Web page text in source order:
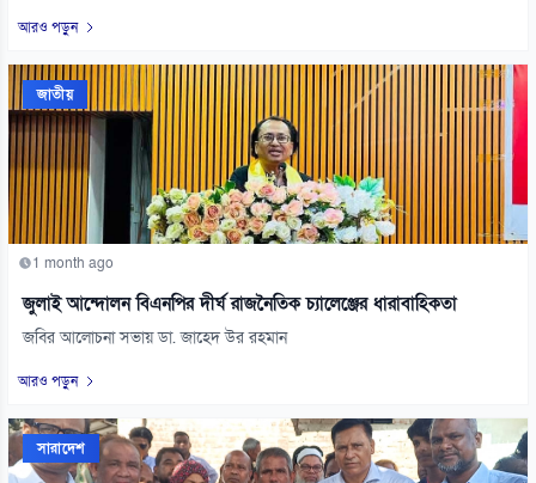
আরও পড়ুন
জাতীয়
1 month ago
জুলাই আন্দোলন বিএনপির দীর্ঘ রাজনৈতিক চ্যালেঞ্জের ধারাবাহিকতা
জবির আলোচনা সভায় ডা. জাহেদ উর রহমান
আরও পড়ুন
সারাদেশ